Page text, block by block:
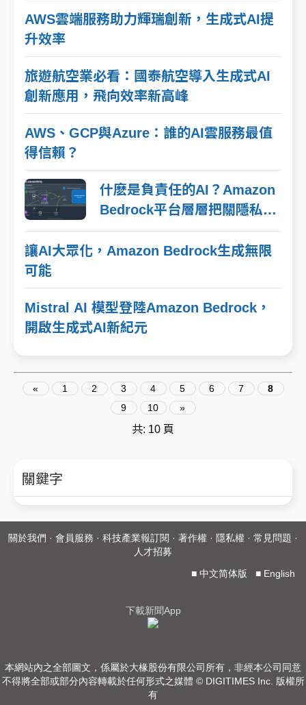
AWS雲端服務助力輝瑞創新，生成式AI提
升效率
旅遊航空業必看：國泰航空導入生成式AI
創新應用，飛向效率新高峰
AWS、GCP與Azure：誰的AI雲服務最值
得信賴？
什麽是負責任的AI？Amazon
Bedrock平台層層把關隱私保
護
讓AI大眾化，Amazon Bedrock生成無限
可能
Mistral AI 模型登陸Amazon Bedrock，
開啟生成式AI新紀元
« 1 2 3 4 5 6 7
8
9
10 »
共: 10 頁
關鍵字
關於我們 · 會員服務 · 科技產業報訂閱 · 著作權 · 隱私權 · 常見問題 ·
人才招募
■ 中文简体版 ■ English
下載新聞App
本網站內之全部圖文，係屬於大椽股份有限公司所有，非經本公司同意
不得將全部或部分內容轉載於任何形式之媒體 © DIGITIMES Inc. 版權所
有